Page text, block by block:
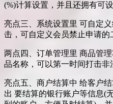
(%)计算设置，并且还拥有可
亮点三、系统设置里 可自定
击，可自定义会员禁止申请的
两点四、订单管理里 商品管
品名称，可以第一时间打击非
亮点五、商户结算中 给客户
出 要结算的银行账户等信息(